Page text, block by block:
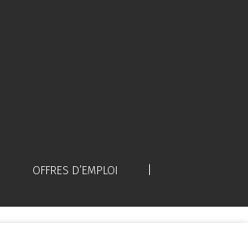
OFFRES D’EMPLOI